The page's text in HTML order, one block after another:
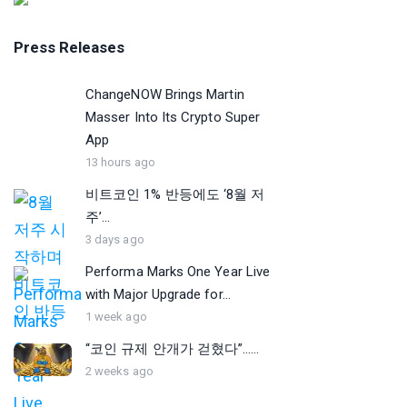
Press Releases
ChangeNOW Brings Martin
Masser Into Its Crypto Super
App
13 hours ago
비트코인 1% 반등에도 ‘8월 저
주’...
3 days ago
Performa Marks One Year Live
with Major Upgrade for...
1 week ago
“코인 규제 안개가 걷혔다”…...
2 weeks ago